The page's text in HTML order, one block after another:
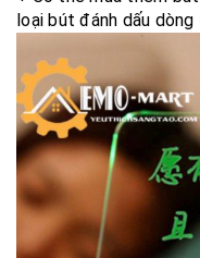
loại bút đánh dấu dòng